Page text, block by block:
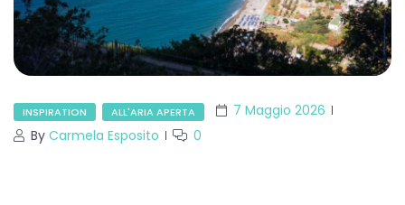
INSPIRATION ALL'ARIA APERTA
7 Maggio 2026
By Carmela Esposito 0